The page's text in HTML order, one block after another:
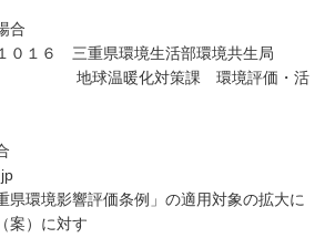
合
１６ 三重県環境生活部環境共生局
対策課 環境評価・活
境影響評価条例」の適用対象の拡大に
案）に対す